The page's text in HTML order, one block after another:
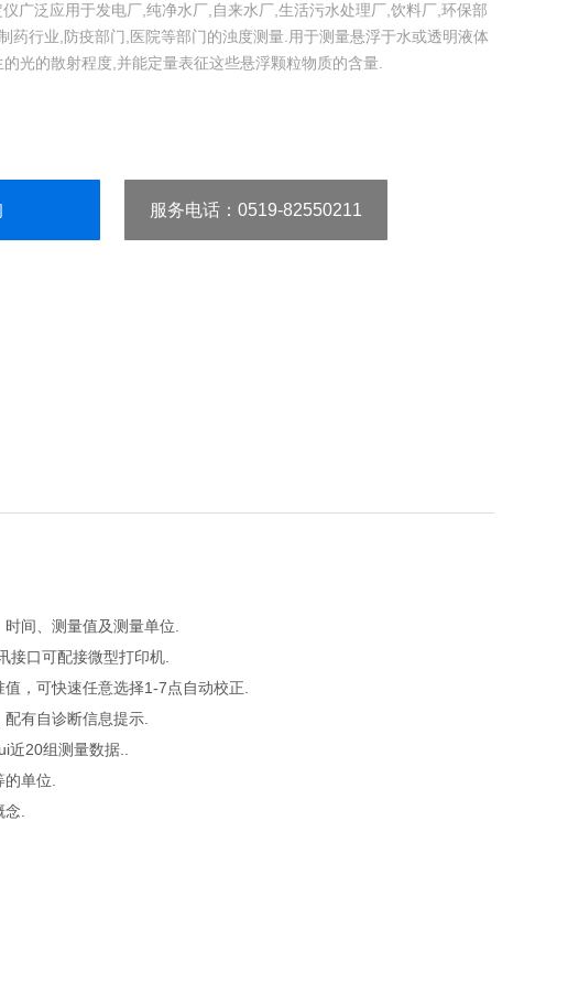
广泛应用于发电厂,纯净水厂,自来水厂,生活污水处理厂,饮料厂,环保部
药行业,防疫部门,医院等部门的浊度测量.用于测量悬浮于水或透明液体
光的散射程度,并能定量表征这些悬浮颗粒物质的含量.
服务电话：0519-82550211
间、测量值及测量单位.
接口可配接微型打印机.
，可快速任意选择1-7点自动校正.
有自诊断信息提示.
20组测量数据..
单位.
.